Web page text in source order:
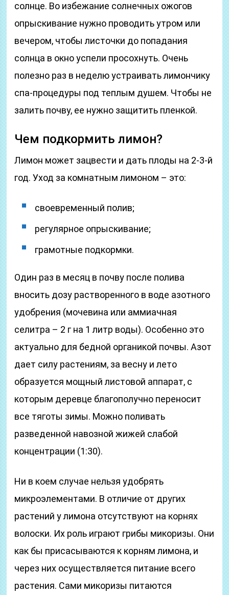
солнце. Во избежание солнечных ожогов
опрыскивание нужно проводить утром или
вечером, чтобы листочки до попадания
солнца в окно успели просохнуть. Очень
полезно раз в неделю устраивать лимончику
спа-процедуры под теплым душем. Чтобы не
залить почву, ее нужно защитить пленкой.
Чем подкормить лимон?
Лимон может зацвести и дать плоды на 2-3-й
год. Уход за комнатным лимоном – это:
своевременный полив;
регулярное опрыскивание;
грамотные подкормки.
Один раз в месяц в почву после полива
вносить дозу растворенного в воде азотного
удобрения (мочевина или аммиачная
селитра – 2 г на 1 литр воды). Особенно это
актуально для бедной органикой почвы. Азот
дает силу растениям, за весну и лето
образуется мощный листовой аппарат, с
которым деревце благополучно переносит
все тяготы зимы. Можно поливать
разведенной навозной жижей слабой
концентрации (1:30).
Ни в коем случае нельзя удобрять
микроэлементами. В отличие от других
растений у лимона отсутствуют на корнях
волоски. Их роль играют грибы микоризы. Они
как бы присасываются к корням лимона, и
через них осуществляется питание всего
растения. Сами микоризы питаются